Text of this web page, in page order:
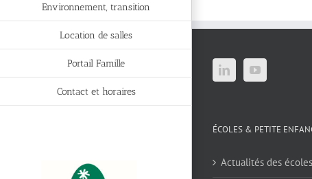
Environnement, transition
Location de salles
Portail Famille
Contact et horaires
ÉCOLES & PETITE
Actualités des écoles